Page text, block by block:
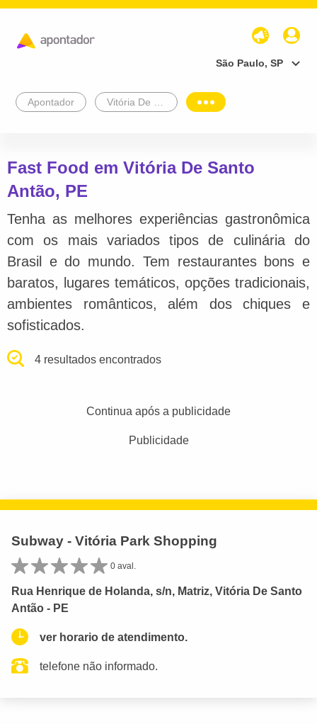
São Paulo, SP
Apontador
Fast Food em Vitória De Santo
Antão, PE
Tenha as melhores experiências gastronômica
com os mais variados tipos de culinária do
Brasil e do mundo. Tem restaurantes bons e
baratos, lugares temáticos, opções tradicionais,
ambientes românticos, além dos chiques e
sofisticados.
4 resultados encontrados
Continua após a publicidade
Publicidade
Subway - Vitória Park Shopping
0 aval.
Rua Henrique de Holanda, s/n, Matriz, Vitória De Santo
Antão - PE
ver horario de atendimento.
telefone não informado.